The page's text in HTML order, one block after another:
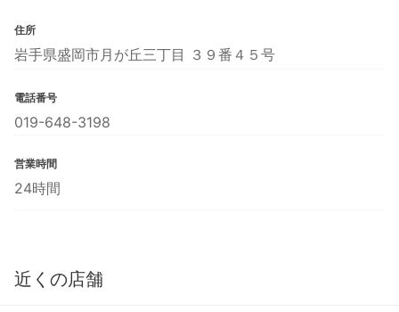
住所
岩手県盛岡市月が丘三丁目 ３９番４５号
電話番号
019-648-3198
営業時間
24時間
近くの店舗